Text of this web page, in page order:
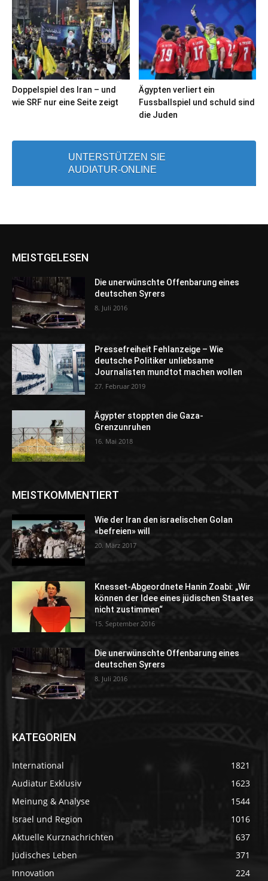
Doppelspiel des Iran – und
wie SRF nur eine Seite zeigt
Ägypten verliert ein
Fussballspiel und schuld sind
die Juden
UNTERSTÜTZEN SIE
AUDIATUR-ONLINE
MEISTGELESEN
Die unerwünschte Offenbarung eines
deutschen Syrers
8. Juli 2016
Pressefreiheit Fehlanzeige – Wie
deutsche Politiker unliebsame
Journalisten mundtot machen wollen
27. Februar 2019
Ägypter stoppten die Gaza-
Grenzunruhen
16. Mai 2018
MEISTKOMMENTIERT
Wie der Iran den israelischen Golan
«befreien» will
20. März 2017
Knesset-Abgeordnete Hanin Zoabi: „Wir
können der Idee eines jüdischen Staates
nicht zustimmen“
15. September 2016
Die unerwünschte Offenbarung eines
deutschen Syrers
8. Juli 2016
KATEGORIEN
International
1821
Audiatur Exklusiv
1623
Meinung & Analyse
1544
Israel und Region
1016
Aktuelle Kurznachrichten
637
Jüdisches Leben
371
Innovation
224